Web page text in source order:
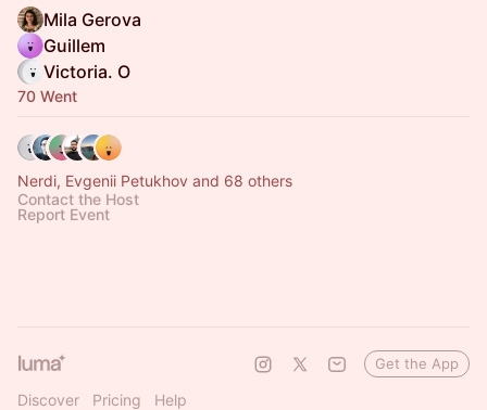
Mila Gerova
Guillem
Victoria. O
70 Went
Nerdi, Evgenii Petukhov and 68 others
Contact the Host
Report Event
Discover Pricing Help
Get the App